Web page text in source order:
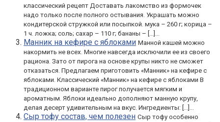
классический рецепт Доставать лакомство из формочек
надо только после полного остывания. Украшать можно
кондитерской стружкой или посыпкой. мука – 260 г; корица –
1 ч. ложка; соль; сахар – 110 г; бананы – […]...
Манник на кефире с яблоками Манной кашей можно
накормить не всех. Многие навсегда исключили ее из своего
рациона. Зато от пирога на основе крупы никто не сможет
отказаться. Предлагаем приготовить «Манник» на кефире с
яблоками. Классический «Манник» на кефире с яблоками В
традиционном варианте пирог получается мягким и
ароматным. Яблоки идеально дополняют манную крупу,
делая десерт удивительным на вкус. Ингредиенты: […]...
Сыр тофу состав, чем полезен Сыр тофу особенно